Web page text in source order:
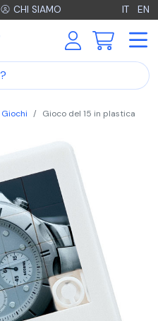
CHI SIAMO IT EN
Giochi Gioco del 15 in plastica